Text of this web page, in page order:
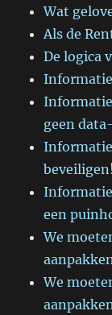
Wat
Als de
De logica
geen
beveiligen!
een
We
We